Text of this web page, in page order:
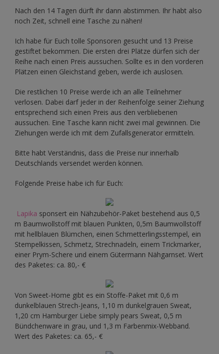
Nach den 14 Tagen dürft ihr dann abstimmen. Ihr habt also
noch Zeit, schnell eine Tasche zu nähen!
Ich habe für Euch tolle Sponsoren gesucht und 13 Preise
gestiftet bekommen. Die ersten drei Plätze dürfen sich der
Reihe nach einen Preis aussuchen. Sollte es in den vorderen
Plätzen einen Gleichstand geben, werde ich auslosen.
Die restlichen 10 Preise werde ich an alle Teilnehmer
verlosen. Dabei darf jeder in der Reihenfolge seiner Ziehung
entsprechend sich einen Preis aus den verbliebenen
aussuchen. Eine Tasche kann nicht zwei mal gewinnen. Die
Ziehungen werde ich mit dem Zufallsgenerator ermitteln.
Bitte habt Verständnis, dass die Preise nur innerhalb
Deutschlands versendet werden können.
Folgende Preise habe ich für Euch:
Lapika sponsert ein Nähzubehör-Paket bestehend aus 0,5
m Baumwollstoff mit blauen Punkten, 0,5m Baumwollstoff
mit hellblauen Blümchen, einen Schmetterlingsstempel, ein
Stempelkissen, Schmetz, Strechnadeln, einem Trickmarker,
einer Prym-Schere und einem Gütermann Nähgarnset. Wert
des Paketes: ca. 80,- €
Von Sweet-Home gibt es ein Stoffe-Paket mit 0,6 m
dunkelblauen Strech-Jeans, 1,10 m dunkelgrauen Sweat,
1,20 cm Hamburger Liebe simply pears Sweat, 0,5 m
Bündchenware in grau, und 1,3 m Farbenmix-Webband.
Wert des Paketes: ca. 65,- €